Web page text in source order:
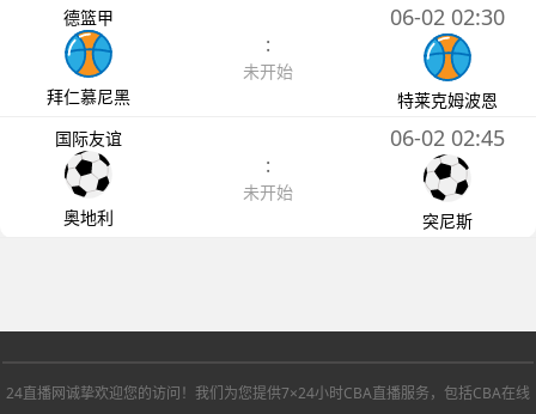
德篮甲
拜仁慕尼黑
:
未开始
06-02 02:30
特莱克姆波恩
国际友谊
奥地利
:
未开始
06-02 02:45
突尼斯
24直播网诚挚欢迎您的访问！我们为您提供7×24小时CBA直播服务，包括CBA在线